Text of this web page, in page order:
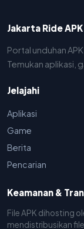
Jakarta Ride APK
Portal unduhan
Temukan aplikasi,
Jelajahi
Aplikasi
Game
Berita
Pencarian
Keamanan &
File APK dihosting
mendistribusikan